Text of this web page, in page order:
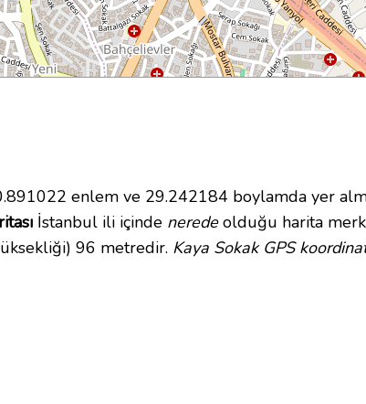
enlem ve 29.242184 boylamda yer
İstanbul ili içinde neredeolduğu harita
96 metredir. Kaya Sokak GPS